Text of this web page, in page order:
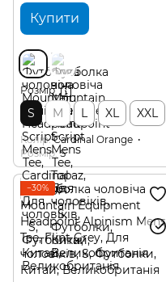
Купити
Розмір
S M L XL XXL
Колір Cardinal Orange
Розмір S
−30%